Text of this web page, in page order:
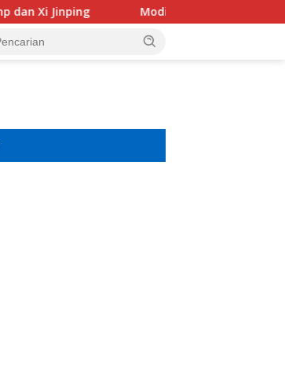
Modifikasi Ayla Vintage dan Gran Max Retro